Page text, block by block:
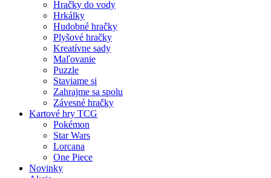
Hračky do vody
Hrkálky
Hudobné hračky
Plyšové hračky
Kreatívne sady
Maľovanie
Puzzle
Staviame si
Zahrajme sa spolu
Závesné hračky
Kartové hry TCG
Pokémon
Star Wars
Lorcana
One Piece
Novinky